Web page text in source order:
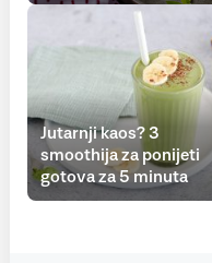
Jutarnji kaos? 3
smoothija za ponijeti
gotova za 5 minuta